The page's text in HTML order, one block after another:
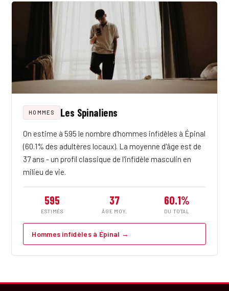
HOMMES Les Spinaliens
On estime à 595 le nombre d'hommes infidèles à Épinal
(60.1% des adultères locaux). La moyenne d'âge est de
37 ans - un profil classique de l'infidèle masculin en
milieu de vie.
595
ESTIMÉS
37
ÂGE MOY.
60.1%
DU TOTAL
Hommes infidèles à Épinal →